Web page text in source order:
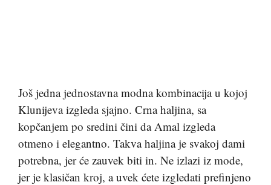
Još jedna jednostavna modna kombinacija u kojoj
Klunijeva izgleda sjajno. Crna haljina, sa
kopčanjem po sredini čini da Amal izgleda
otmeno i elegantno. Takva haljina je svakoj dami
potrebna, jer će zauvek biti in. Ne izlazi iz mode,
jer je klasičan kroj, a uvek ćete izgledati prefinjeno